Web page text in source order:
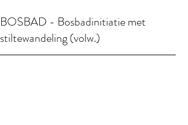
BOSBAD - Bosbadinitiatie met
stiltewandeling (volw.)